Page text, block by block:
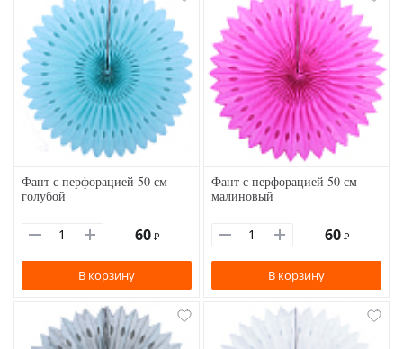
Фант с перфорацией 50 см
голубой
60 ₽
В корзину
Фант с перфорацией 50 см
малиновый
60 ₽
В корзину